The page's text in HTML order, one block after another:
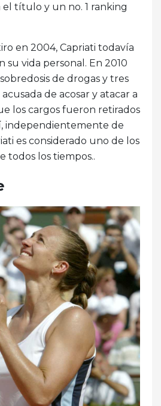
título y un no. 1 ranking
en 2004, Capriati todavía
su vida personal. En 2010
de drogas y tres
de acosar y atacar a
los cargos fueron retirados
independientemente de
es considerado uno de los
todos los tiempos..